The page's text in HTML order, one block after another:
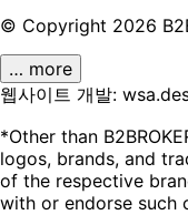
© Copyright 2026
… more
웹사이트 개발:
*Other than
logos, brands, and
of the respective
with or endorse such